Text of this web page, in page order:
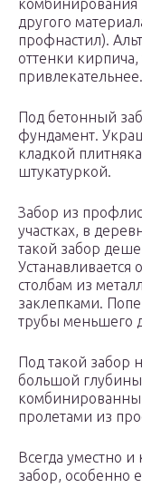
комбинирования
другого
профнастил).
оттенки кирпича,
привлекательнее.
Под бетонный
фундамент.
кладкой
штукатуркой.
Забор из
участках, в
такой забор
Устанавливается
столбам из
заклепками.
трубы меньшего
Под такой забор
большой
пролетами из
Всегда уместно
забор, особенно